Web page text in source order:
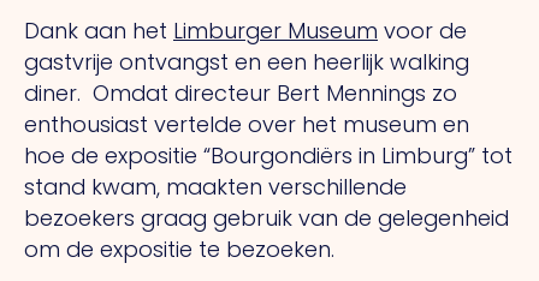
Dank aan het Limburger Museum voor de
gastvrije ontvangst en een heerlijk walking
diner. Omdat directeur Bert Mennings zo
enthousiast vertelde over het museum en
hoe de expositie “Bourgondiërs in Limburg” tot
stand kwam, maakten verschillende
bezoekers graag gebruik van de gelegenheid
om de expositie te bezoeken.